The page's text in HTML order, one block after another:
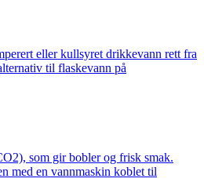
eller kullsyret drikkevann rett fra
til flaskevann på
som gir bobler og frisk smak.
med en vannmaskin koblet til